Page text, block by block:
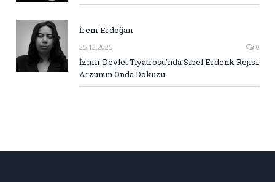
İrem Erdoğan
25.12.2025 0
İzmir Devlet Tiyatrosu’nda Sibel Erdenk Rejisi:
Arzunun Onda Dokuzu